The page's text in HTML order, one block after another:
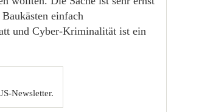
einfach
und Cyber-Kriminalität ist ein
Newsletter.